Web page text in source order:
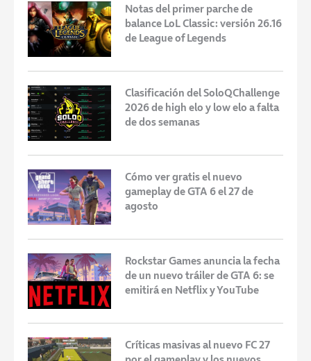
Notas del primer parche de
balance LoL Classic: versión 26.16
de League of Legends
Clasificación del SoloQChallenge
2026 de high elo y low elo a falta
de dos semanas
Cómo ver gratis el nuevo
gameplay de GTA 6 el 27 de
agosto
Rockstar Games anuncia la fecha
de un nuevo tráiler de GTA 6: se
emitirá en Netflix y YouTube
Críticas masivas al nuevo FC 27